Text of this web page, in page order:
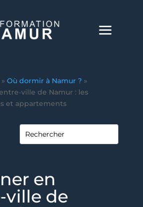
» Où dormir à Namur ? »
de Namur : les
et appartements
en
de